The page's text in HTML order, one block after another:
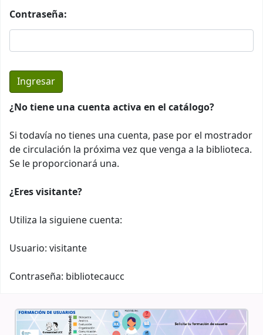
Contraseña:
¿No tiene una cuenta activa en el catálogo?
Si todavía no tienes una cuenta, pase por el mostrador
de circulación la próxima vez que venga a la biblioteca.
Se le proporcionará una.
¿Eres visitante?
Utiliza la siguiene cuenta:
Usuario: visitante
Contraseña: bibliotecaucc